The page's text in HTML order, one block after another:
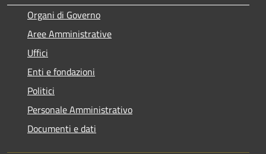
Organi di Governo
Aree Amministrative
Uffici
Enti e fondazioni
Politici
Personale Amministrativo
Documenti e dati